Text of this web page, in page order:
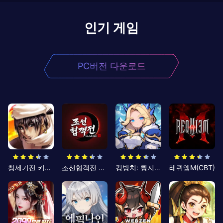
인기 게임
PC버전 다운로드
창세기전 키우기 조선협객전 클래식 킹방치: 빵지의 제왕 레퀴엠M(CBT)